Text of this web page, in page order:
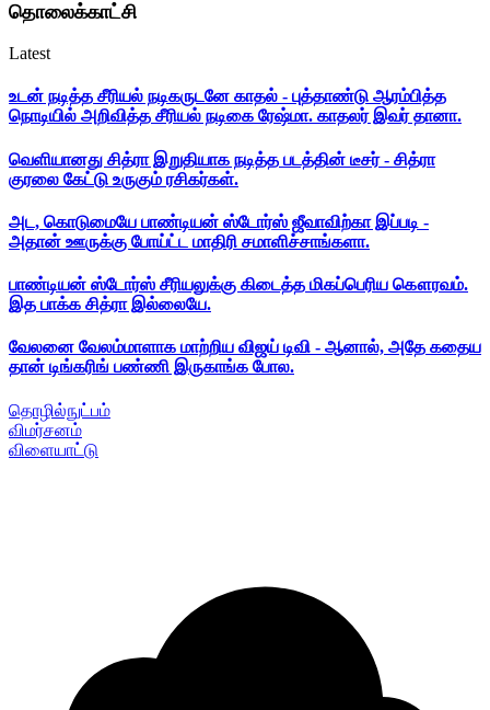
தொலைக்காட்சி
Latest
உடன் நடித்த சீரியல் நடிகருடனே காதல் - புத்தாண்டு ஆரம்பித்த
நொடியில் அறிவித்த சீரியல் நடிகை ரேஷ்மா. காதலர் இவர் தானா.
வெளியானது சித்ரா இறுதியாக நடித்த படத்தின் டீசர் - சித்ரா
குரலை கேட்டு உருகும் ரசிகர்கள்.
அட, கொடுமையே பாண்டியன் ஸ்டோர்ஸ் ஜீவாவிற்கா இப்படி -
அதான் ஊருக்கு போய்ட்ட மாதிரி சமாளிச்சாங்களா.
பாண்டியன் ஸ்டோர்ஸ் சீரியலுக்கு கிடைத்த மிகப்பெரிய கௌரவம்.
இத பாக்க சித்ரா இல்லையே.
வேலனை வேலம்மாளாக மாற்றிய விஜய் டிவி - ஆனால், அதே கதைய
தான் டிங்கரிங் பண்ணி இருகாங்க போல.
தொழில்நுட்பம்
விமர்சனம்
விளையாட்டு